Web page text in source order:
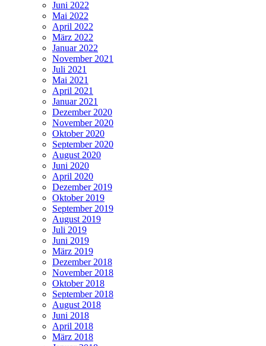
Juni 2022
Mai 2022
April 2022
März 2022
Januar 2022
November 2021
Juli 2021
Mai 2021
April 2021
Januar 2021
Dezember 2020
November 2020
Oktober 2020
September 2020
August 2020
Juni 2020
April 2020
Dezember 2019
Oktober 2019
September 2019
August 2019
Juli 2019
Juni 2019
März 2019
Dezember 2018
November 2018
Oktober 2018
September 2018
August 2018
Juni 2018
April 2018
März 2018